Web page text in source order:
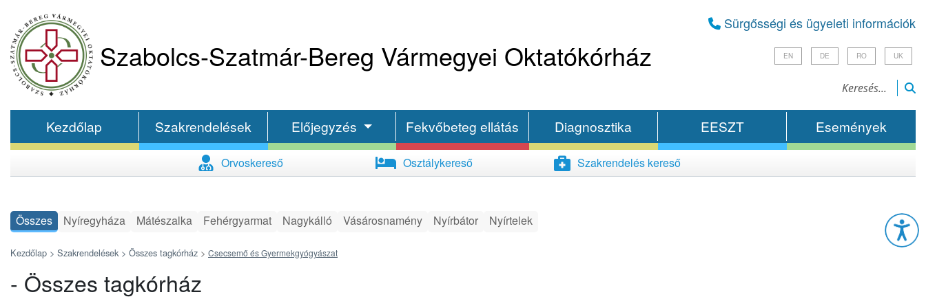
Szabolcs-Szatmár-Bereg Vármegyei Oktatókórház
Sürgősségi és ügyeleti információk
EN DE RO UK
Kezdőlap Szakrendelések Előjegyzés Fekvőbeteg ellátás Diagnosztika EESZT Események
Orvoskereső Osztálykereső Szakrendelés kereső
Összes Nyíregyháza Mátészalka Fehérgyarmat Nagykálló Vásárosnamény Nyírbátor Nyírtelek
Kezdőlap > Szakrendelések > Összes tagkórház > Csecsemő és Gyermekgyógyászat
- Összes tagkórház